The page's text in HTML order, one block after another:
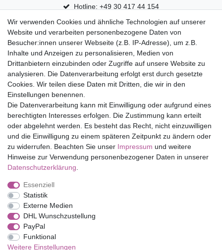
Hotline: +49 30 417 44 154
30 Tage Rückgaberecht
Versandfrei ab 75 € in Deutschland
Top Marken
Eduplay
Folia Bringmann
Shop
Mein Konto
Service
Versandkosten
Impressum
Barrierefreiheitserklärung
Wir verwenden Cookies und ähnliche Technologien auf unserer
Website und verarbeiten personenbezogene Daten von
Besucher:innen unserer Webseite (z.B. IP-Adresse), um z.B.
Inhalte und Anzeigen zu personalisieren, Medien von
Drittanbietern einzubinden oder Zugriffe auf unsere Website zu
analysieren. Die Datenverarbeitung erfolgt erst durch gesetzte
Cookies. Wir teilen diese Daten mit Dritten, die wir in den
Einstellungen benennen.
Die Datenverarbeitung kann mit Einwilligung oder aufgrund eines
berechtigten Interesses erfolgen. Die Zustimmung kann erteilt
oder abgelehnt werden. Es besteht das Recht, nicht einzuwilligen
und die Einwilligung zu einem späteren Zeitpunkt zu ändern oder
zu widerrufen. Beachten Sie unser Impressum und weitere
Hinweise zur Verwendung personenbezogener Daten in unserer
Daten­schutz­erklärung
Essenziell
Statistik
Externe Medien
DHL Wunschzustellung
PayPal
Funktional
Weitere Einstellungen